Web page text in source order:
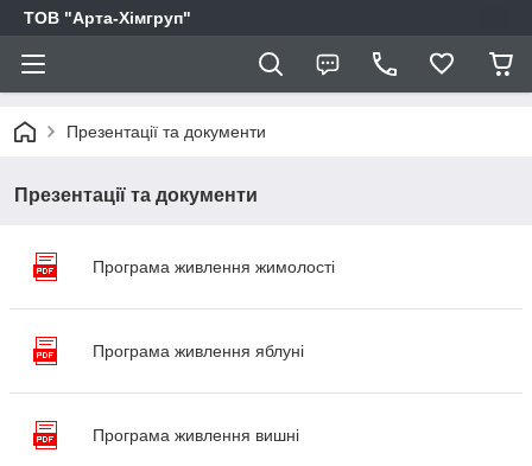
ТОВ "Арта-Хімгруп"
Презентації та документи
Презентації та документи
Програма живлення жимолості
Програма живлення яблуні
Програма живлення вишні